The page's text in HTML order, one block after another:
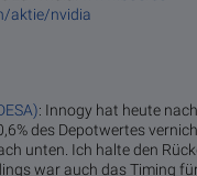
aktie/nvidia
: Innogy hat heute
des Depotwertes
unten. Ich halte den
war auch das Timing